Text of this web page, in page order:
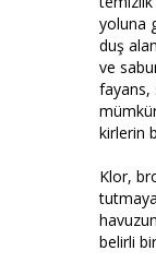
yoluna
duş
ve
fayans,
kirlerin
Klor,
belirli